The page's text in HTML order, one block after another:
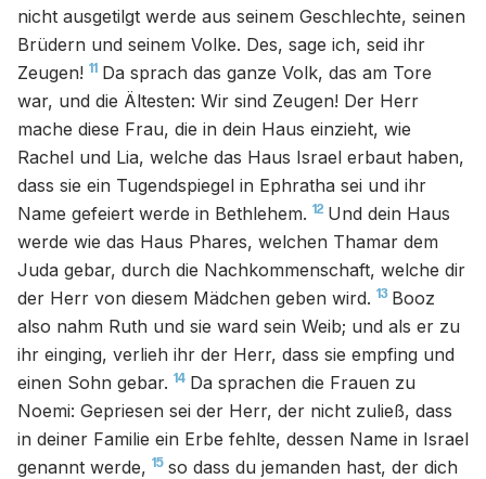
nicht ausgetilgt werde aus seinem Geschlechte, seinen
Brüdern und seinem Volke. Des, sage ich, seid ihr
Zeugen! 11 Da sprach das ganze Volk, das am Tore
war, und die Ältesten: Wir sind Zeugen! Der Herr
mache diese Frau, die in dein Haus einzieht, wie
Rachel und Lia, welche das Haus Israel erbaut haben,
dass sie ein Tugendspiegel in Ephratha sei und ihr
Name gefeiert werde in Bethlehem. 12 Und dein Haus
werde wie das Haus Phares, welchen Thamar dem
Juda gebar, durch die Nachkommenschaft, welche dir
der Herr von diesem Mädchen geben wird. 13 Booz
also nahm Ruth und sie ward sein Weib; und als er zu
ihr einging, verlieh ihr der Herr, dass sie empfing und
einen Sohn gebar. 14 Da sprachen die Frauen zu
Noemi: Gepriesen sei der Herr, der nicht zuließ, dass
in deiner Familie ein Erbe fehlte, dessen Name in Israel
genannt werde, 15 so dass du jemanden hast, der dich